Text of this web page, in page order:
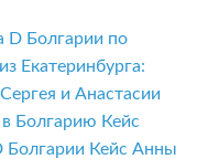
D Болгарии по
Екатеринбурга:
и Анастасии
в Болгарию Кейс
Болгарии Кейс Анны